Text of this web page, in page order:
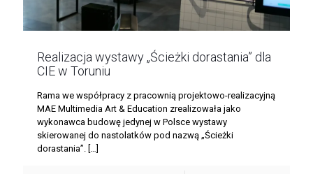
Realizacja wystawy „Ścieżki dorastania” dla
CIE w Toruniu
Rama we współpracy z pracownią projektowo-realizacyjną
MAE Multimedia Art & Education zrealizowała jako
wykonawca budowę jedynej w Polsce wystawy
skierowanej do nastolatków pod nazwą „Ścieżki
dorastania”.